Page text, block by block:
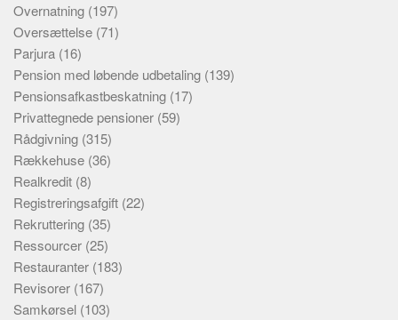
Overnatning (197)
Oversættelse (71)
Parjura (16)
Pension med løbende udbetaling (139)
Pensionsafkastbeskatning (17)
Privattegnede pensioner (59)
Rådgivning (315)
Rækkehuse (36)
Realkredit (8)
Registreringsafgift (22)
Rekruttering (35)
Ressourcer (25)
Restauranter (183)
Revisorer (167)
Samkørsel (103)